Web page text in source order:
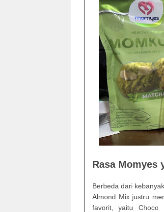
Rasa Momyes
Berbeda dari
Almond Mix justru
favorit, yaitu Choco